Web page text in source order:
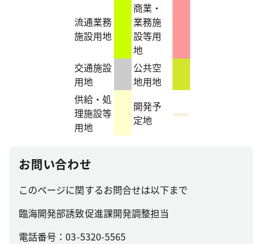
流通業務
施設用地
商業・
業務施
設等用
地
交通施設
用地
公共空
地用地
供給・処
理施設等
用地
開発予
定地
お問い合わせ
このページに関するお問合せは以下まで
臨海開発部誘致促進課開発調整担当
電話番号：03-5320-5565